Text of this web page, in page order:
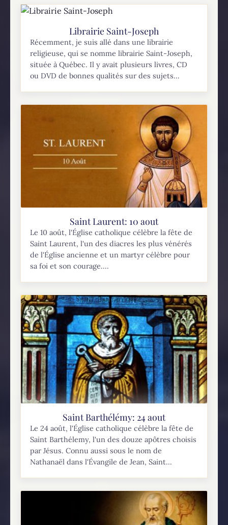
Librairie Saint-Joseph
Récemment, je suis allé dans une librairie
religieuse, qui se nomme librairie Saint-Joseph,
située à Québec. Il y avait plusieurs livres, CD
ou DVD de bonnes qualités sur des sujets...
Saint Laurent: 10 aout
Le 10 août, l'Église catholique célèbre la fête de
Saint Laurent, l'un des diacres les plus vénérés
de l'Église ancienne et un martyr célèbre pour
sa foi et son courage....
Saint Barthélémy: 24 aout
Le 24 août, l'Église catholique célèbre la fête de
Saint Barthélemy, l'un des douze apôtres choisis
par Jésus. Connu aussi sous le nom de
Nathanaël dans l'Évangile de Jean, Saint...